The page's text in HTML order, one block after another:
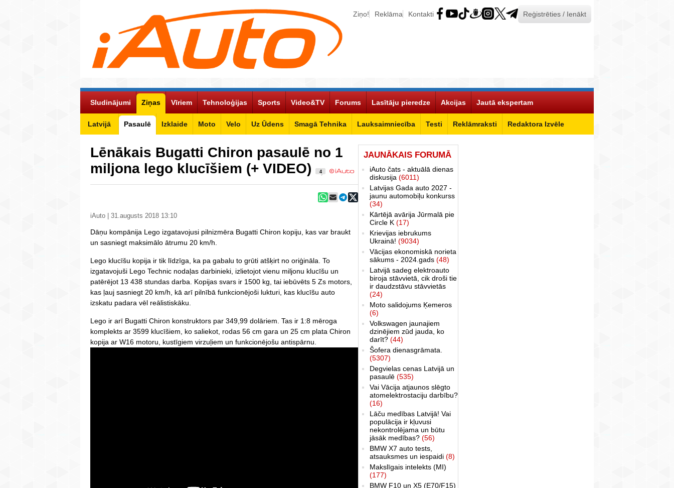
Ziņo! Reklāma Kontakti Reģistrēties / Ienākt
Sludinājumi Ziņas
Latvijā Pasaulē Izklaide Moto Velo Uz Ūdens Smagā Tehnika Lauksaimniecība Testi Reklāmraksti Redaktora Izvēle
Vīriem Tehnoloģijas Sports Video&TV Forums Lasītāju pieredze Akcijas Jautā ekspertam
Lēnākais Bugatti Chiron pasaulē no 1
miljona lego klucīšiem (+ VIDEO)
4
iAuto | 31.augusts 2018 13:10
Dāņu kompānija Lego izgatavojusi pilnizmēra Bugatti Chiron kopiju, kas var braukt
un sasniegt maksimālo ātrumu 20 km/h.
Lego klucīšu kopija ir tik līdzīga, ka pa gabalu to grūti atšķirt no oriģināla. To
izgatavojuši Lego Technic nodaļas darbinieki, izlietojot vienu miljonu klucīšu un
patērējot 13 438 stundas darba. Kopijas svars ir 1500 kg, tai iebūvēts 5 Zs motors,
kas ļauj sasniegt 20 km/h, kā arī pilnībā funkcionējoši lukturi, kas klucīšu auto
izskatu padara vēl reālistiskāku.
Lego ir arī Bugatti Chiron konstruktors par 349,99 dolāriem. Tas ir 1:8 mēroga
komplekts ar 3599 klucīšiem, ko saliekot, rodas 56 cm gara un 25 cm plata Chiron
kopija ar W16 motoru, kustīgiem virzuļiem un funkcionējošu antispārnu.
JAUNĀKAIS FORUMĀ
iAuto čats - aktuālā dienas
diskusija (6011)
Latvijas Gada auto 2027 -
jaunu automobiļu konkurss
(34)
Kārtējā avārija Jūrmalā pie
Circle K (17)
Krievijas iebrukums
Ukrainā! (9034)
Vācijas ekonomiskā norieta
sākums - 2024.gads (48)
Latvijā sadeg elektroauto
biroja stāvvietā, cik droši tie
ir daudzstāvu stāvvietās
(24)
Moto salidojums Ķemeros
(6)
Volkswagen jaunajiem
dzinējiem zūd jauda, ko
darīt? (44)
Šofera dienasgrāmata.
(5307)
Degvielas cenas Latvijā un
pasaulē (535)
Vai Vācija atjaunos slēgto
atomelektrostaciju darbību?
(16)
Lāču medības Latvijā! Vai
populācija ir kļuvusi
nekontrolējama un būtu
jāsāk medības? (56)
BMW X7 auto tests,
atsauksmes un iespaidi (8)
Makslīgais intelekts (MI)
(177)
BMW F10 un X5 (E70/F15)